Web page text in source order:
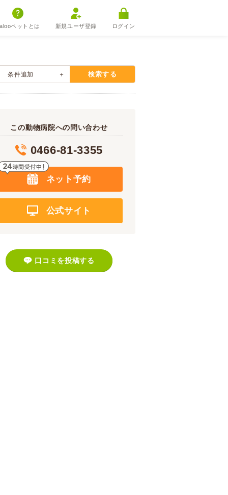
ペットとは 新規ユーザ登録 ログイン
条件追加 検索する
この動物病院への問い合わせ
0466-81-3355
ネット予約
公式サイト
口コミを投稿する